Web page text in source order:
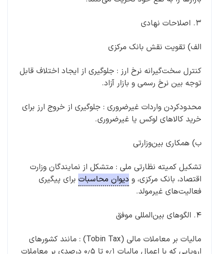
۳. اصلاحات نهادی
الف) تقویت نقش بانک مرکزی
کنترل سخت‌گیرانه نرخ ارز : جلوگیری از ایجاد اختلاف قابل
توجه بین نرخ رسمی و بازار آزاد.
محدودکردن واردات غیرضروری : جلوگیری از خروج ارز برای
خرید کالاهای لوکس یا غیرضروری.
ب) همکاری بین‌وزارتی
تشکیل کمیته نظارتی ملی : متشکل از نمایندگان وزارت
اقتصاد، بانک مرکزی، و دیوان محاسبات برای پیگیری
فعالیت‌های غیرمولد.
۴. الگوهای بین‌المللی موفق
مالیات بر معاملات مالی (Tobin Tax) : مانند کشورهای
اروپایی که با اعمال مالیات ۰٫۱ تا ۰٫۵ درصدی بر معاملات